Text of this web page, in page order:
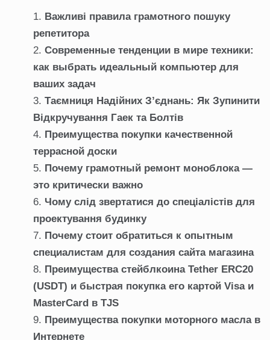
Важливі правила грамотного пошуку
репетитора
Современные тенденции в мире техники:
как выбрать идеальный компьютер для
ваших задач
Таємниця Надійних З’єднань: Як Зупинити
Відкручування Гаек та Болтів
Преимущества покупки качественной
террасной доски
Почему грамотный ремонт моноблока —
это критически важно
Чому слід звертатися до спеціалістів для
проектування будинку
Почему стоит обратиться к опытным
специалистам для создания сайта магазина
Преимущества стейблкоина Tether ERC20
(USDT) и быстрая покупка его картой Visa и
MasterCard в TJS
Преимущества покупки моторного масла в
Интернете